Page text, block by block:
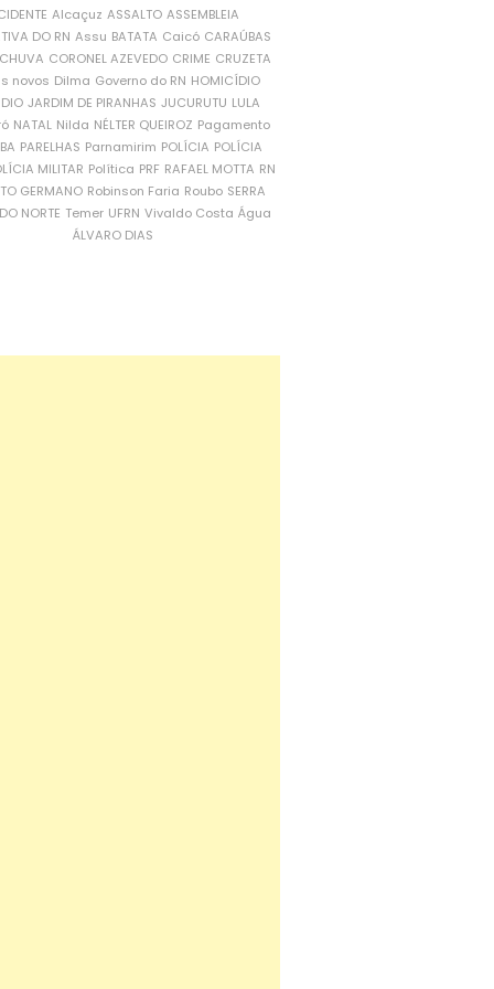
Alcaçuz ASSALTO ASSEMBLEIA
DO RN Assu BATATA Caicó CARAÚBAS
CORONEL AZEVEDO CRIME CRUZETA
novos Dilma Governo do RN HOMICÍDIO
JARDIM DE PIRANHAS JUCURUTU LULA
NATAL Nilda NÉLTER QUEIROZ Pagamento
PARELHAS Parnamirim POLÍCIA POLÍCIA
MILITAR Política PRF RAFAEL MOTTA RN
GERMANO Robinson Faria Roubo SERRA
NORTE Temer UFRN Vivaldo Costa Água
ÁLVARO DIAS